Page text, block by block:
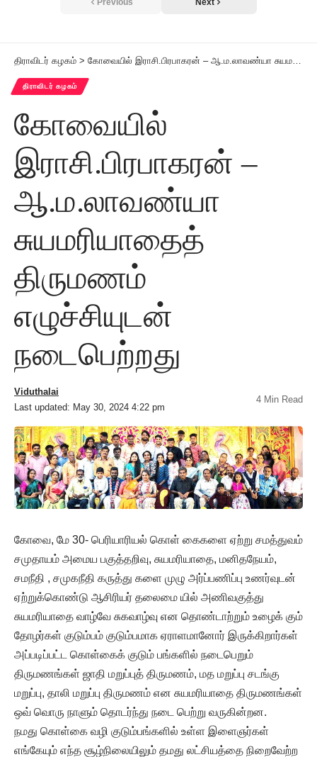
திராவிடர் கழகம் > கோவையில் இராசி.பிரபாகரன் – ஆ.ம.லாவண்யா சுயமரியாதைத் திருமணம் எழுச்சியுடன் நடைபெற்றது
திராவிடர் கழகம்
கோவையில்
இராசி.பிரபாகரன் –
ஆ.ம.லாவண்யா
சுயமரியாதைத்
திருமணம்
எழுச்சியுடன்
நடைபெற்றது
Last updated: May 30, 2024 4:22 pm
Viduthalai
4 Min Read
கோவை, மே 30- பெரியாரியல் கொள் கைகளை ஏற்று சமத்துவம்
சமுதாயம் அமைய பகுத்தறிவு, சுயமரியாதை, மனிதநேயம்,
சமநீதி , சமுகநீதி கருத்து களை முழு அர்ப்பணிப்பு உணர்வுடன்
ஏற்றுக்கொண்டு ஆசிரியர் தலைமை யில் அணிவகுத்து
சுயமரியாதை வாழ்வே சுகவாழ்வு என தொண்டாற்றும் உழைக் கும்
தோழர்கள் குடும்பம் குடும்பமாக ஏராளமானோர் இருக்கிறார்கள்
அப்படிப்பட்ட கொள்கைக் குடும் பங்களில் நடைபெறும்
திருமணங்கள் ஜாதி மறுப்புத் திருமணம், மத மறுப்பு சடங்கு
மறுப்பு, தாலி மறுப்பு திருமணம் என சுயமரியாதை திருமணங்கள்
ஒவ் வொரு நாளும் தொடர்ந்து நடை பெற்று வருகின்றன.
நமது கொள்கை வழி குடும்பங்களில் உள்ள இளைஞர்கள்
எங்கேயும் எந்த சூழ்நிலையிலும் தமது லட்சியத்தை நிறைவேற்ற